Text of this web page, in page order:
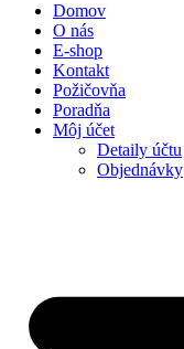
Domov
O nás
E-shop
Kontakt
Požičovňa
Poradňa
Môj účet
Detaily účtu
Objednávky